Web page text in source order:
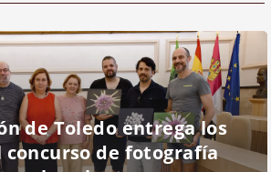
de Toledo entrega los
de fotografía